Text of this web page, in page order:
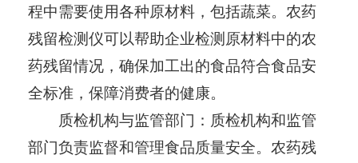
程中需要使用各种原材料，包括蔬菜。农药
残留检测仪可以帮助企业检测原材料中的农
药残留情况，确保加工出的食品符合食品安
全标准，保障消费者的健康。
质检机构与监管部门：质检机构和监管
部门负责监督和管理食品质量安全。农药残